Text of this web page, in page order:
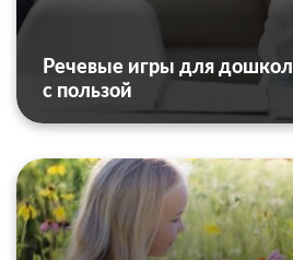
Речевые игры для
с пользой